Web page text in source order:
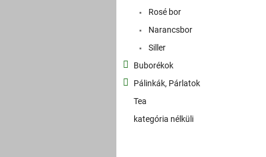
Rosé bor
Narancsbor
Siller
Buborékok
Pálinkák, Párlatok
Tea
kategória nélküli